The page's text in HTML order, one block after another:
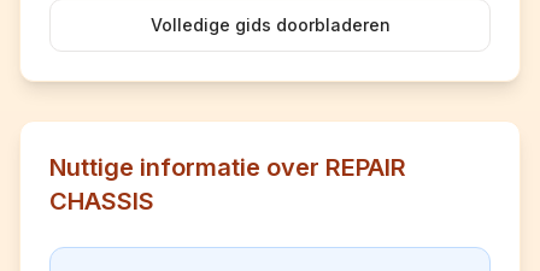
Volledige gids doorbladeren
Nuttige informatie over REPAIR
CHASSIS